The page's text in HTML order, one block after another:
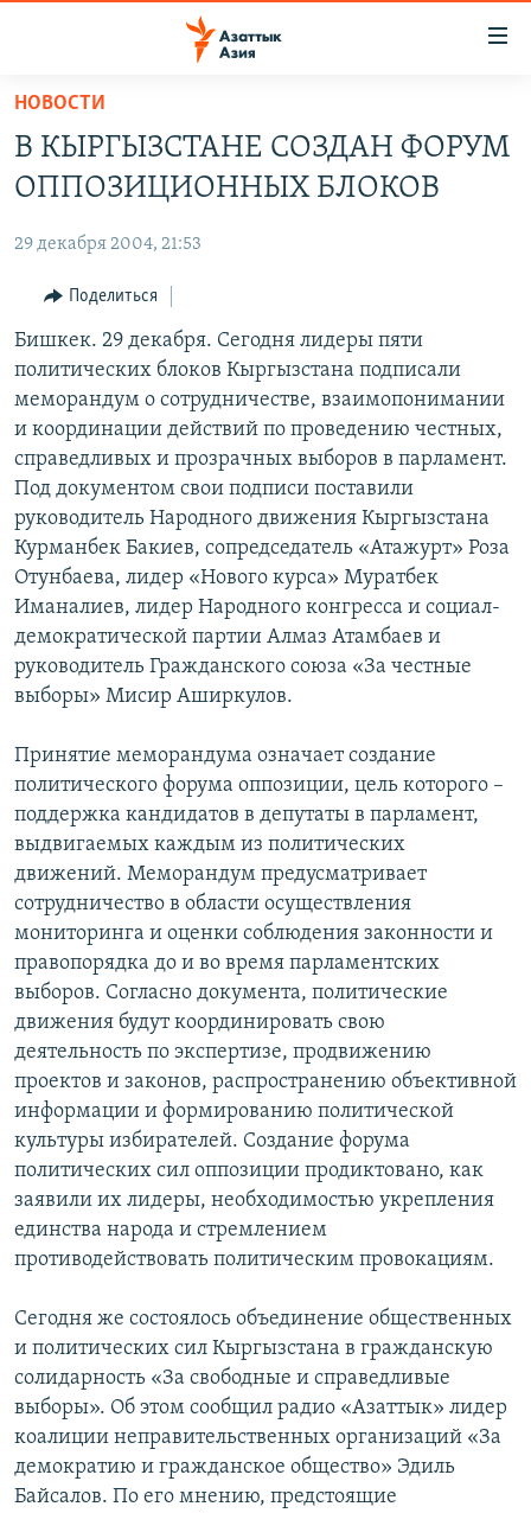
Вернуться
основному
содержанию
навигации
Вернутся
поиску
УЗБЕКИСТАН
ТАДЖИКИСТАН
НА ДРУГИХ ЯЗЫКАХ
ҚАЗАҚША
КЫРГЫЗЧА
ТОҶИКӢ
TÜRKMENÇE
Все сайты РСЕ/РС
НОВОСТИ
В КЫРГЫЗСТАНЕ СОЗДАН ФОРУМ
ОППОЗИЦИОННЫХ БЛОКОВ
29 декабря 2004, 21:53
Поделиться
Бишкек. 29 декабря. Сегодня лидеры пяти
политических блоков Кыргызстана подписали
меморандум о сотрудничестве, взаимопонимании
и координации действий по проведению честных,
справедливых и прозрачных выборов в парламент.
Под документом свои подписи поставили
руководитель Народного движения Кыргызстана
Курманбек Бакиев, сопредседатель «Атажурт» Роза
Отунбаева, лидер «Нового курса» Муратбек
Иманалиев, лидер Народного конгресса и социал-
демократической партии Алмаз Атамбаев и
руководитель Гражданского союза «За честные
выборы» Мисир Аширкулов.
Принятие меморандума означает создание
политического форума оппозиции, цель которого –
поддержка кандидатов в депутаты в парламент,
выдвигаемых каждым из политических
движений. Меморандум предусматривает
сотрудничество в области осуществления
мониторинга и оценки соблюдения законности и
правопорядка до и во время парламентских
выборов. Согласно документа, политические
движения будут координировать свою
деятельность по экспертизе, продвижению
проектов и законов, распространению объективной
информации и формированию политической
культуры избирателей. Создание форума
политических сил оппозиции продиктовано, как
заявили их лидеры, необходимостью укрепления
единства народа и стремлением
противодействовать политическим провокациям.
Сегодня же состоялось объединение общественных
и политических сил Кыргызстана в гражданскую
солидарность «За свободные и справедливые
выборы». Об этом сообщил радио «Азаттык» лидер
коалиции неправительственных организаций «За
демократию и гражданское общество» Эдиль
Байсалов. По его мнению, предстоящие